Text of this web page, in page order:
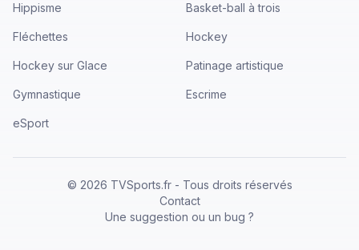
Hippisme Basket-ball à trois
Fléchettes Hockey
Hockey sur Glace Patinage artistique
Gymnastique Escrime
eSport
© 2026 TVSports.fr - Tous droits réservés
Contact
Une suggestion ou un bug ?